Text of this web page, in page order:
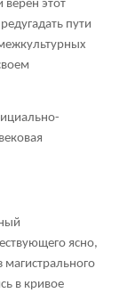
верен этот
пути
ясно,
в кривое